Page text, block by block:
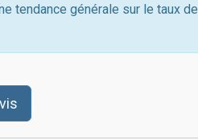
tendance générale sur le taux de